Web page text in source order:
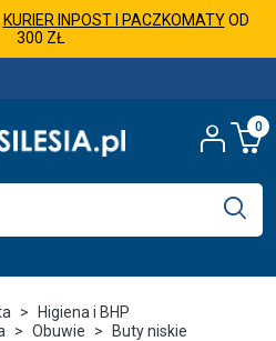
KURIER INPOST I PACZKOMATYOD
300 ZŁ
0
Higiena i BHP
Obuwie Buty niskie